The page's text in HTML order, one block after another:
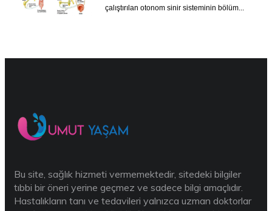
çalıştırılan otonom sinir sisteminin bölüm...
Bu site, sağlık hizmeti vermemektedir, sitedeki bilgiler
tıbbi bir öneri yerine geçmez ve sadece bilgi amaçlıdır.
Hastalıkların tanı ve tedavileri yalnızca uzman doktorlar